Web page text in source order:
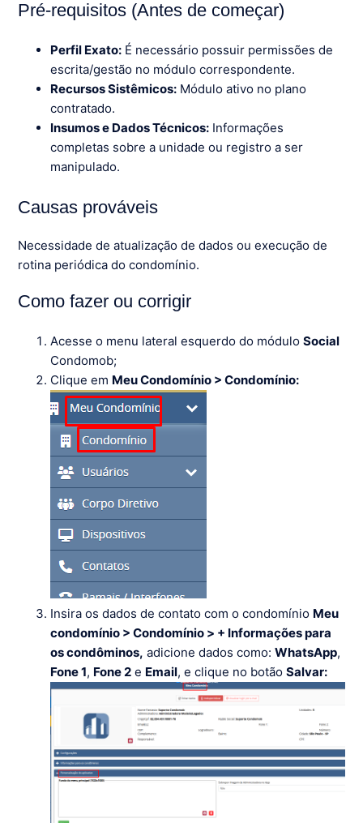
Pré-requisitos (Antes de começar)
Perfil Exato: É necessário possuir permissões de
escrita/gestão no módulo correspondente.
Recursos Sistêmicos: Módulo ativo no plano
contratado.
Insumos e Dados Técnicos: Informações
completas sobre a unidade ou registro a ser
manipulado.
Causas prováveis
Necessidade de atualização de dados ou execução de
rotina periódica do condomínio.
Como fazer ou corrigir
Acesse o menu lateral esquerdo do móduloSocial
Condomob;
Clique em Meu Condomínio > Condomínio:
Insira os dados de contato com o condomínio Meu
condomínio > Condomínio > + Informações para
os condôminos, adicione dados como:WhatsApp,
Fone 1, Fone 2 e Email, e clique no botãoSalvar: